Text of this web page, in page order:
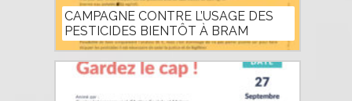
CAMPAGNE CONTRE L’USAGE DES
PESTICIDES BIENTÔT À BRAM